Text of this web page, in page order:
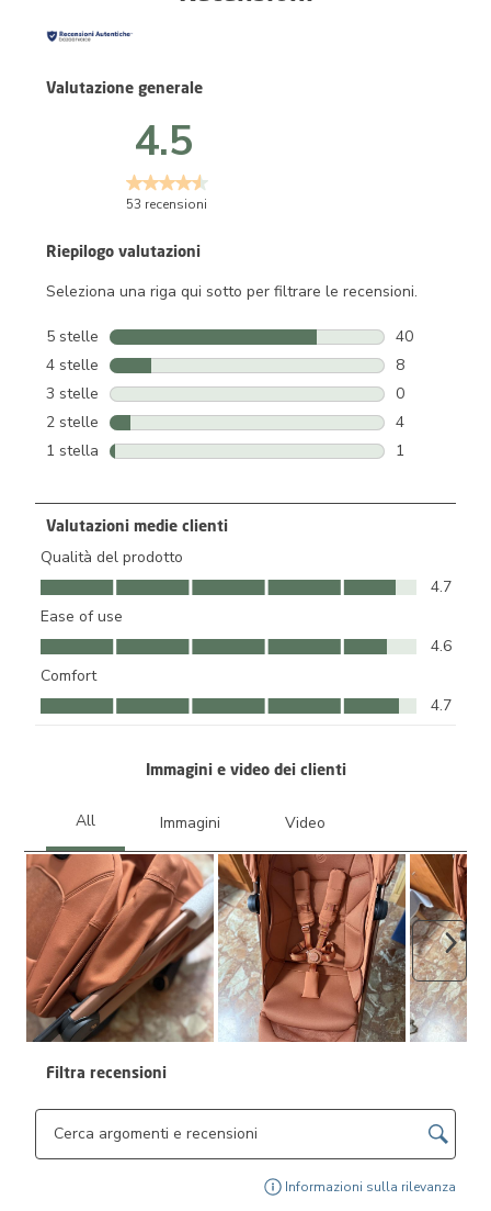
Riepilogo valutazioni
Seleziona una riga qui sotto per filtrare le recensioni.
5 stelle stelle
40
40
4 stelle stelle
8
8 recensioni
3 stelle stelle
0
0 recensioni
2 stelle stelle
4
4 recensioni
1 stella stelle
1
Valutazione generale
4.5
53 recensioni
Valutazioni medie clienti
Qualità del prodotto
Qualità del prodotto, 4.7 su 5
4.7
Ease of use
Ease of use, 4.6 su 5
4.6
Comfort
Comfort, 4.7 su 5
4.7
Immagini e video dei clienti
Filtra recensioni
Cerca argomenti e ricerca delle recensioni
Informazioni sulla rilevanza